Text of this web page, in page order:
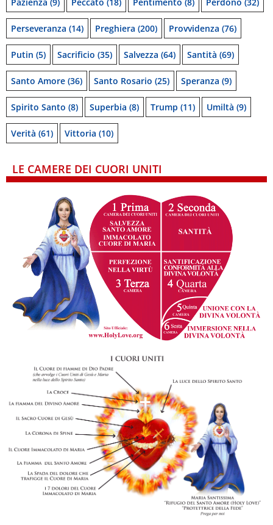
Pazienza (9) Peccato (18) Pentimento (8) Perdono (32)
Perseveranza (14) Preghiera (200) Provvidenza (76)
Putin (5) Sacrificio (35) Salvezza (64) Santità (69)
Santo Amore (36) Santo Rosario (25) Speranza (9)
Spirito Santo (8) Superbia (8) Trump (11) Umiltà (9)
Verità (61) Vittoria (10)
LE CAMERE DEI CUORI UNITI